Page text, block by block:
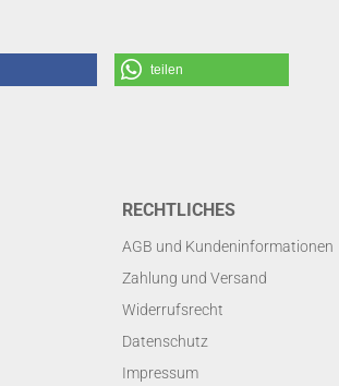
teilen
RECHTLICHES
AGB und Kundeninformationen
Zahlung und Versand
Widerrufsrecht
Datenschutz
Impressum